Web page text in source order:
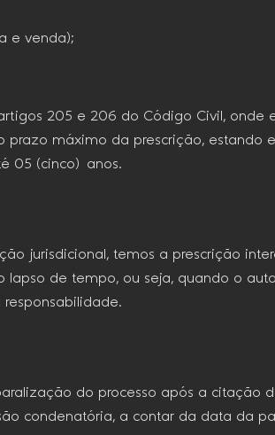
e venda);
205 e 206 do Código Civil,
prazo máximo da prescrição,
05 (cinco) anos.
jurisdicional, temos a prescrição
de tempo, ou seja, quando o
do processo após a citação
condenatória, a contar da data da